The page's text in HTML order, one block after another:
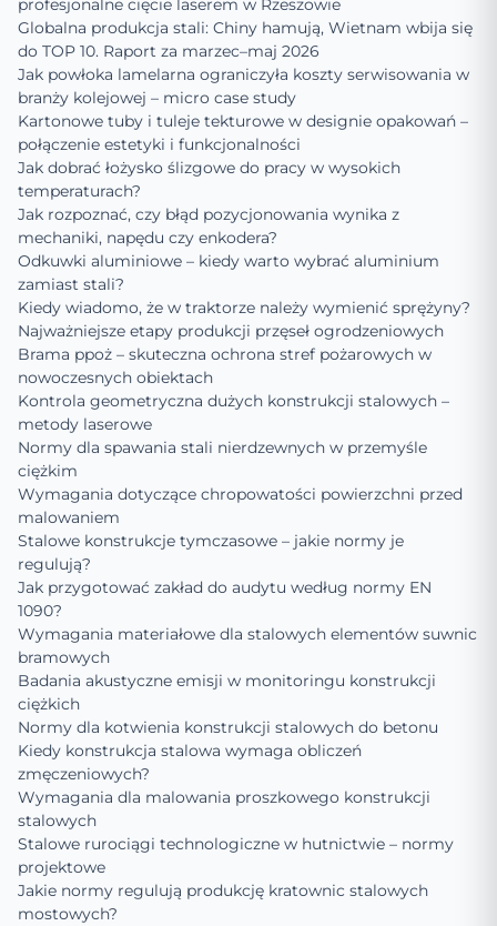
profesjonalne cięcie laserem w Rzeszowie
Globalna produkcja stali: Chiny hamują, Wietnam wbija się
do TOP 10. Raport za marzec–maj 2026
Jak powłoka lamelarna ograniczyła koszty serwisowania w
branży kolejowej – micro case study
Kartonowe tuby i tuleje tekturowe w designie opakowań –
połączenie estetyki i funkcjonalności
Jak dobrać łożysko ślizgowe do pracy w wysokich
temperaturach?
Jak rozpoznać, czy błąd pozycjonowania wynika z
mechaniki, napędu czy enkodera?
Odkuwki aluminiowe – kiedy warto wybrać aluminium
zamiast stali?
Kiedy wiadomo, że w traktorze należy wymienić sprężyny?
Najważniejsze etapy produkcji przęseł ogrodzeniowych
Brama ppoż – skuteczna ochrona stref pożarowych w
nowoczesnych obiektach
Kontrola geometryczna dużych konstrukcji stalowych –
metody laserowe
Normy dla spawania stali nierdzewnych w przemyśle
ciężkim
Wymagania dotyczące chropowatości powierzchni przed
malowaniem
Stalowe konstrukcje tymczasowe – jakie normy je
regulują?
Jak przygotować zakład do audytu według normy EN
1090?
Wymagania materiałowe dla stalowych elementów suwnic
bramowych
Badania akustyczne emisji w monitoringu konstrukcji
ciężkich
Normy dla kotwienia konstrukcji stalowych do betonu
Kiedy konstrukcja stalowa wymaga obliczeń
zmęczeniowych?
Wymagania dla malowania proszkowego konstrukcji
stalowych
Stalowe rurociągi technologiczne w hutnictwie – normy
projektowe
Jakie normy regulują produkcję kratownic stalowych
mostowych?